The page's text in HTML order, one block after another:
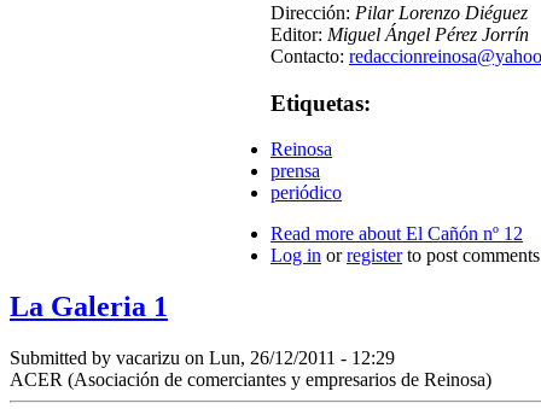
Dirección: Pilar Lorenzo Diéguez
Editor: Miguel Ángel Pérez Jorrín
Contacto:
Etiquetas:
Reinosa
prensa
periódico
Read more about El Cañón nº 12
Log in orregisterto post comments
La Galeria 1
Submitted by vacarizu on Lun, 26/12/2011 - 12:29
ACER (Asociación de comerciantes y empresarios de Reinosa)